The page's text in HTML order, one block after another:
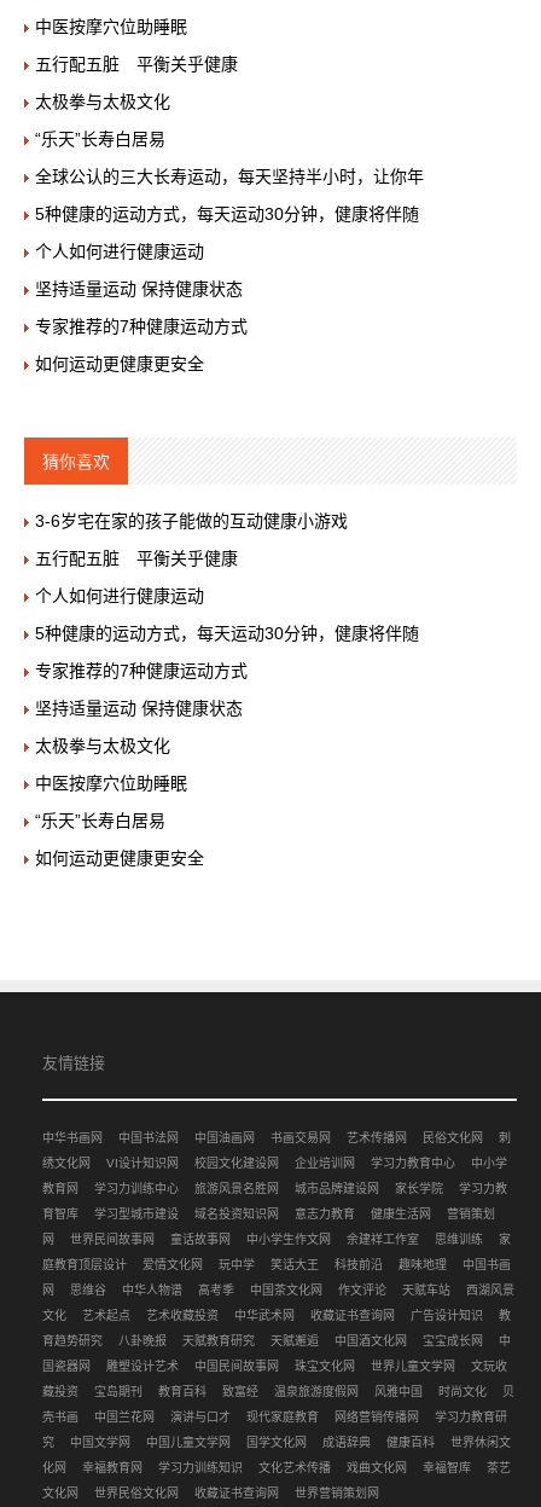
中医按摩穴位助睡眠
五行配五脏 平衡关乎健康
太极拳与太极文化
“乐天”长寿白居易
全球公认的三大长寿运动，每天坚持半小时，让你年
5种健康的运动方式，每天运动30分钟，健康将伴随
个人如何进行健康运动
坚持适量运动 保持健康状态
专家推荐的7种健康运动方式
如何运动更健康更安全
猜你喜欢
3-6岁宅在家的孩子能做的互动健康小游戏
五行配五脏 平衡关乎健康
个人如何进行健康运动
5种健康的运动方式，每天运动30分钟，健康将伴随
专家推荐的7种健康运动方式
坚持适量运动 保持健康状态
太极拳与太极文化
中医按摩穴位助睡眠
“乐天”长寿白居易
如何运动更健康更安全
友情链接
中华书画网 中国书法网 中国油画网 书画交易网 艺术传播网 民俗文化网
刺
绣文化网
VI设计知识网 校园文化建设网 企业培训网 学习力教育中心
中小学
教育网
学习力训练中心 旅游风景名胜网 城市品牌建设网 家长学院
学习力教
育智库
学习型城市建设 域名投资知识网 意志力教育 健康生活网
营销策划
网
世界民间故事网 童话故事网 中小学生作文网 余建祥工作室 思维训练
家
庭教育顶层设计
爱情文化网 玩中学 笑话大王 科技前沿 趣味地理
中国书画
网
思维谷 中华人物谱 高考季 中国茶文化网 作文评论 天赋车站
西湖风景
文化
艺术起点 艺术收藏投资 中华武术网 收藏证书查询网 广告设计知识
教
育趋势研究
八卦晚报 天赋教育研究 天赋邂逅 中国酒文化网 宝宝成长网
中
国瓷器网
雕塑设计艺术 中国民间故事网 珠宝文化网 世界儿童文学网
文玩收
藏投资
宝岛期刊 教育百科 致富经 温泉旅游度假网 风雅中国 时尚文化
贝
壳书画
中国兰花网 演讲与口才 现代家庭教育 网络营销传播网
学习力教育研
究
中国文学网 中国儿童文学网 国学文化网 成语辞典 健康百科
世界休闲文
化网
幸福教育网 学习力训练知识 文化艺术传播 戏曲文化网 幸福智库
茶艺
文化网
世界民俗文化网 收藏证书查询网 世界营销策划网